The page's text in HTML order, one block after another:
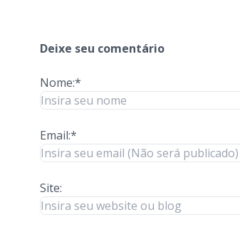
Deixe seu comentário
Nome:*
Email:*
Site: